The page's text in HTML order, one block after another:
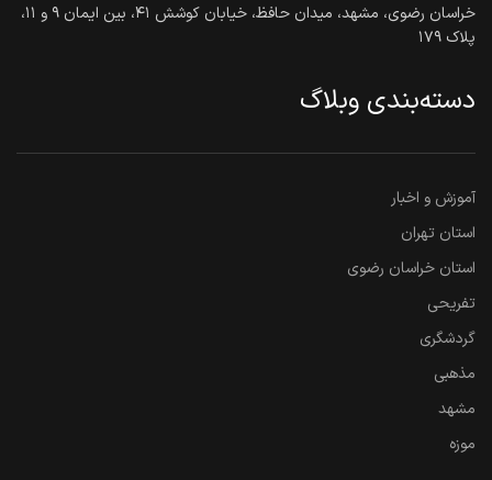
خراسان رضوی، مشهد، میدان حافظ، خیابان کوشش ۴۱، بین ایمان ۹ و ۱۱،
پلاک ۱۷۹
دسته‌بندی وبلاگ
آموزش و اخبار
استان تهران
استان خراسان رضوی
تفریحی
گردشگری
مذهبی
مشهد
موزه